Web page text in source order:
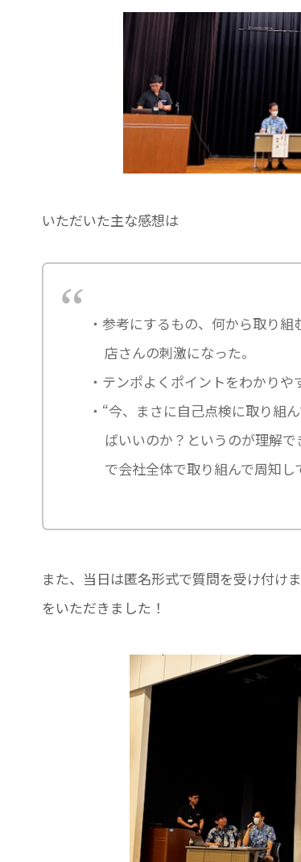
いただいた主な感想は
参考にするもの、何から取り
店さんの刺激になった。
テンポよくポイントをわかりや
“今、まさに自己点検に取り組
ばいいのか？というのが理解
で会社全体で取り組んで周知
また、当日は匿名形式で質問を受け付け
をいただきました！